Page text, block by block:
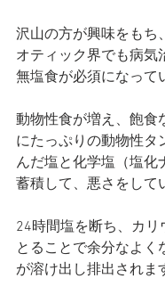
沢山の方が興味をもち
オティック界でも病気
無塩食が必須になって
動物性食が増え、飽食
にたっぷりの動物性タ
んだ塩と化学塩（塩化
蓄積して、悪さをして
24時間塩を断ち、カリ
とることで余分なよく
が溶け出し排出されま